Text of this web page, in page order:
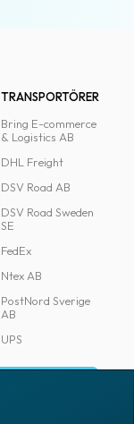
TRANSPORTÖRER
Bring E-commerce
& Logistics AB
DHL Freight
DSV Road AB
DSV Road Sweden
SE
FedEx
Ntex AB
PostNord Sverige
AB
UPS